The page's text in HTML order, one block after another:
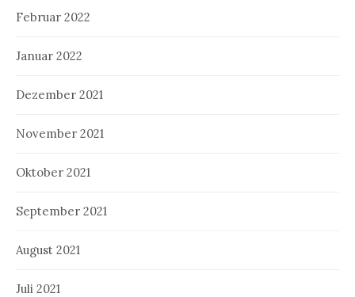
Februar 2022
Januar 2022
Dezember 2021
November 2021
Oktober 2021
September 2021
August 2021
Juli 2021